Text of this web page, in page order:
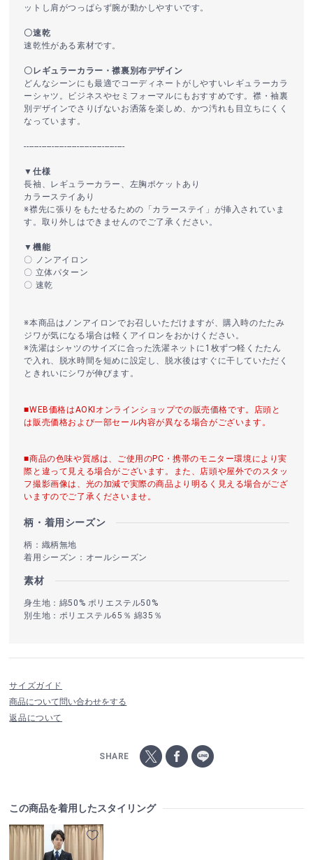
ットし肩がつっぱらず腕が動かしやすいです。
〇速乾
速乾性がある素材です。
〇レギュラーカラー・襟裏別布デザイン
どんなシーンにも最適でコーディネートがしやすいレギュラーカラ
ーシャツ。ビジネスやセミフォーマルにもおすすめです。襟・袖裏
別デザインでさりげないお洒落を楽しめ、かつ汚れも目立ちにくく
なっています。
----------------------------------------
▼仕様
長袖、レギュラーカラー、左胸ポケットあり
カラーステイあり
※襟先に張りをもたせるための「カラーステイ」が挿入されていま
す。取り外しはできませんのでご了承ください。
▼機能
〇 ノンアイロン
〇 立体パターン
〇 速乾
※本商品はノンアイロンでお召しいただけますが、購入時のたたみ
ジワが気になる場合は軽くアイロンをおかけください。
※洗濯はシャツのサイズに合った洗濯ネットに1枚ずつ軽くたたん
で入れ、脱水時間を短めに設定し、脱水後はすぐに干していただく
ときれいにシワが伸びます。
■WEB価格はAOKIオンラインショップでの販売価格です。店頭と
は販売価格および一部セール内容が異なる場合がございます。
■商品の色味や質感は、ご使用のPC・携帯のモニター環境により実
際と違って見える場合がございます。また、店頭や屋外でのスタッ
フ撮影画像は、光の加減で実際の商品より明るく見える場合がござ
いますのでご了承くださいませ。
柄・着用シーズン
柄：織柄無地
着用シーズン：オールシーズン
素材
身生地：綿50% ポリエステル50%
別生地：ポリエステル65％ 綿35％
サイズガイド
商品について問い合わせをする
返品について
SHARE
この商品を着用したスタイリング